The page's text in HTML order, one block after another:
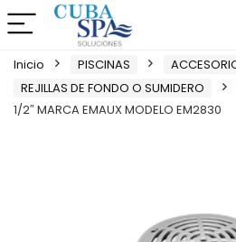
Inicio PISCINAS
REJILLAS DE FONDO O SUMIDERO
1/2″ MARCA EMAUX MODELO EM2830